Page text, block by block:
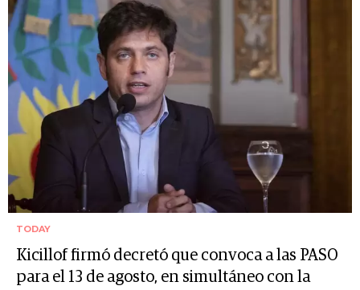
TODAY
Kicillof firmó decretó que convoca a las PASO
para el 13 de agosto, en simultáneo con la